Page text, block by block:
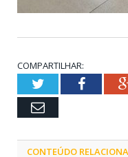
COMPARTILHAR:
Twitter
Email
CONTEÚDO